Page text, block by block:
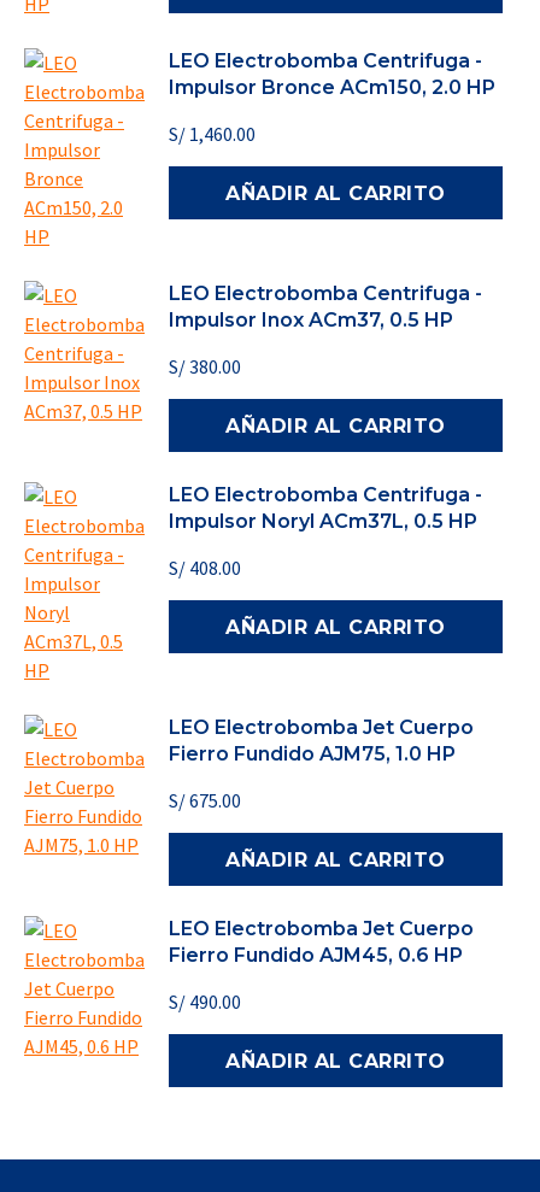
LEO Electrobomba Centrifuga -
Impulsor Bronce ACm150, 2.0 HP
S/ 1,460.00
AÑADIR AL CARRITO
LEO Electrobomba Centrifuga -
Impulsor Inox ACm37, 0.5 HP
S/380.00
AÑADIR AL CARRITO
LEO Electrobomba Centrifuga -
Impulsor Noryl ACm37L, 0.5 HP
S/ 408.00
AÑADIR AL CARRITO
LEO Electrobomba Jet Cuerpo
Fierro Fundido AJM75, 1.0 HP
S/675.00
AÑADIR AL CARRITO
LEO Electrobomba Jet Cuerpo
Fierro Fundido AJM45, 0.6 HP
S/ 490.00
AÑADIR AL CARRITO